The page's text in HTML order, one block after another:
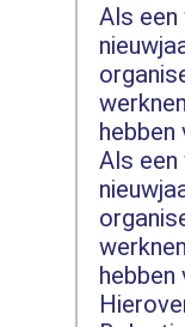
Als een
hebben
Als een
hebben